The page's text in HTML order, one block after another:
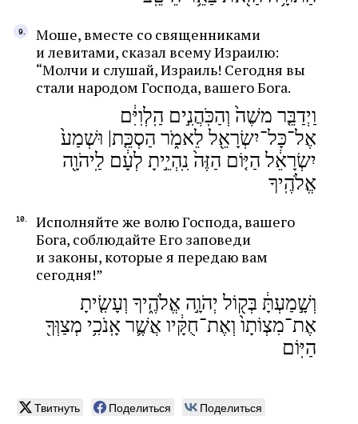
Моше, вместе со священниками
и левитами, сказал всему Израилю:
“Молчи и слушай, Израиль! Сегодня вы
стали народом Господа, вашего Бога.
וַיְדַבֵּ֤ר משֶׁה֙ וְהַכֹּֽהֲנִ֣ים הַֽלְוִיִּ֔ם
אֶל־כָּל־יִשְׂרָאֵ֖ל לֵאמֹ֑ר הַסְכֵּ֤ת| וּשְׁמַע֙
יִשְׂרָאֵ֔ל הַיּ֤וֹם הַזֶּה֙ נִֽהְיֵ֣יתָ לְעָ֔ם לַֽיהֹוָ֖ה
אֱלֹהֶֽיךָ
Исполняйте же волю Господа, вашего
Бога, соблюдайте Его заповеди
и законы, которые я передаю вам
сегодня!”
וְשָׁ֣מַעְתָּ֔ בְּק֖וֹל יְהֹוָ֣ה אֱלֹהֶ֑יךָ וְעָשִׂ֤יתָ
אֶת־מִצְוֹתָו֙ וְאֶת־חֻקָּ֔יו אֲשֶׁ֛ר אָֽנֹכִ֥י מְצַוְּךָ֖
הַיּֽוֹם
Твитнуть Поделиться
Поделиться